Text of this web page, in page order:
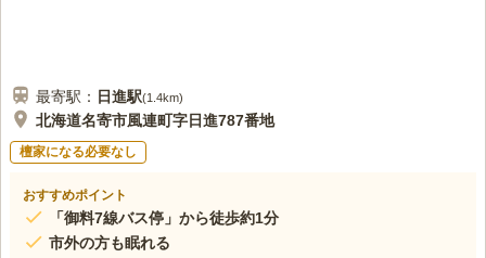
最寄駅： 日進駅(1.4km)
北海道名寄市風連町字日進787番地
檀家になる必要なし
おすすめポイント
「御料7線バス停」から徒歩約1分
市外の方も眠れる